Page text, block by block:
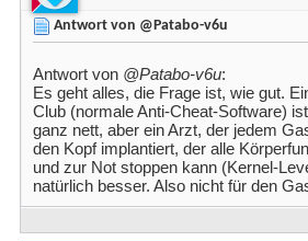
Antwort von @Patabo-v6u
Antwort von @Patabo-v6u:
Es geht alles, die Frage ist, wie gut.
Club (normale Anti-Cheat-Software)
ganz nett, aber ein Arzt, der jedem
den Kopf implantiert, der alle
und zur Not stoppen kann (Kernel-
natürlich besser. Also nicht für den